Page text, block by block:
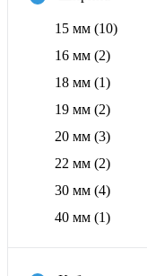
15 мм (10)
16 мм (2)
18 мм (1)
19 мм (2)
20 мм (3)
22 мм (2)
30 мм (4)
40 мм (1)